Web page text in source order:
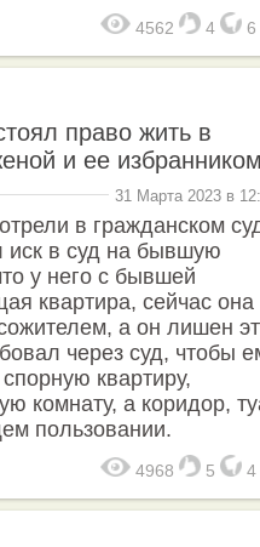
4562 4 6
право жить в
и ее
31 Марта 2023 в
в гражданском
иск в суд на бывшую
у него с бывшей
квартира, сейчас она
а он лишен
через суд, чтобы
квартиру,
комнату, а коридор,
пользовании.
4968 5 4